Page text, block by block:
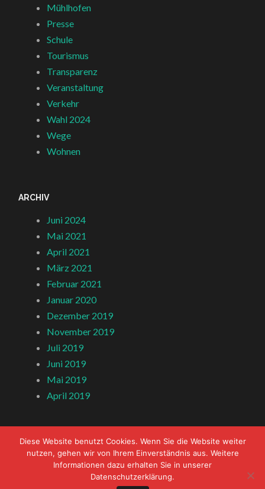
Mühlhofen
Presse
Schule
Tourismus
Transparenz
Veranstaltung
Verkehr
Wahl 2024
Wege
Wohnen
ARCHIV
Juni 2024
Mai 2021
April 2021
März 2021
Februar 2021
Januar 2020
Dezember 2019
November 2019
Juli 2019
Juni 2019
Mai 2019
April 2019
Diese Website benutzt Cookies. Wenn Sie die Website weiter
nutzen, gehen wir von Ihrem Einverständnis aus. Weitere
Informationen dazu erhalten Sie in unserer
Datenschutzerklärung.